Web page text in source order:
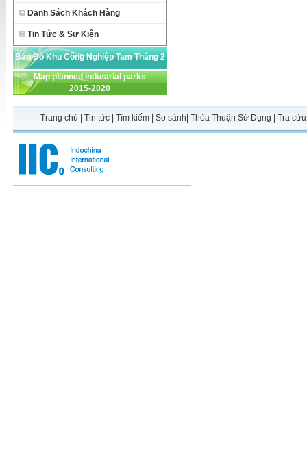
Danh Sách Khách Hàng
Tin Tức & Sự Kiện
Bản Đồ Khu Công Nghiệp Tam Thăng 2
Map planned industrial parks
2015-2020
Trang chủ Tin tức Tìm kiếm So sánh Thỏa Thuận Sử Dụng Tra